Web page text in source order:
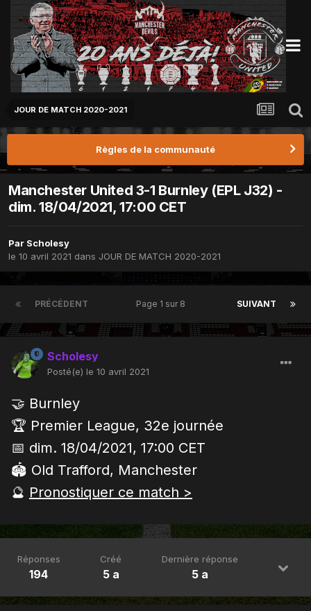
JOUR DE MATCH 2020-2021
Règles de la communauté
Manchester United 3-1 Burnley (EPL J32) -
dim. 18/04/2021, 17:00 CET
Par Scholesy
le 10 avril 2021 dans JOUR DE MATCH 2020-2021
PRÉCÉDENT SUIVANT
Page 1 sur 8
Scholesy
Posté(e) le 10 avril 2021
🤝 Burnley
🏆 Premier League, 32e journée
📅 dim. 18/04/2021, 17:00 CET
🏟 Old Trafford, Manchester
🔮 Pronostiquer ce match >
Réponses
194
Créé
5 a
Dernière réponse
5 a